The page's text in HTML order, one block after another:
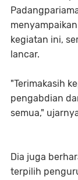
kegiatan ini,
lancar.
"Terimakasih
pengabdian
semua,"
Dia juga
terpilih